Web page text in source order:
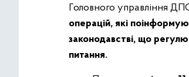
Головного управління
операцій, які
законодавстві, що
питання.